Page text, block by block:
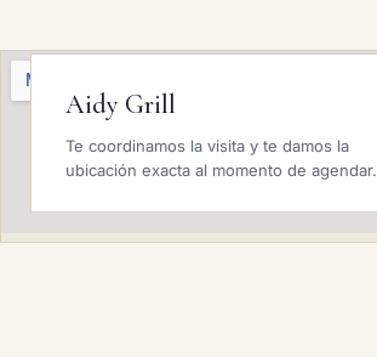
Aidy Grill
Te coordinamos la visita y te damos la
ubicación exacta al momento de agendar.